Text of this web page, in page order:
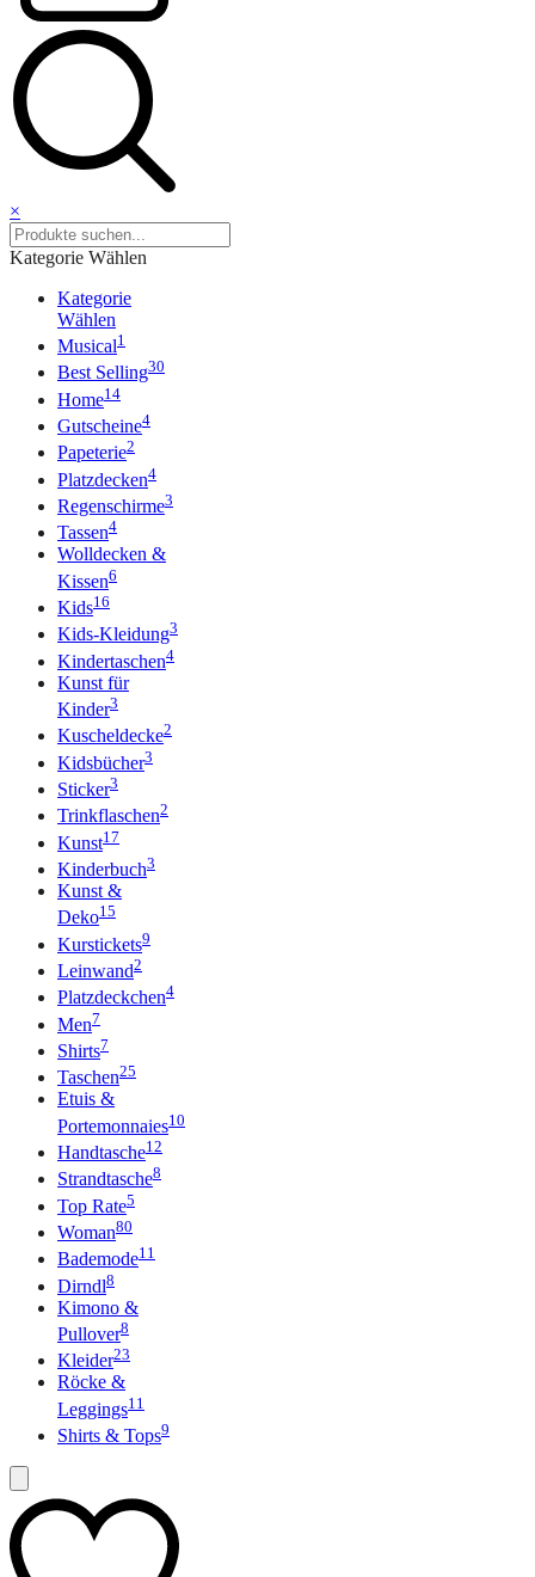
×
Kategorie Wählen
Kategorie
Wählen
Musical1
Best Selling30
Home14
Gutscheine4
Papeterie2
Platzdecken4
Regenschirme3
Tassen4
Wolldecken &
Kissen6
Kids16
Kids-Kleidung3
Kindertaschen4
Kunst für
Kinder3
Kuscheldecke2
Kidsbücher3
Sticker3
Trinkflaschen2
Kunst17
Kinderbuch3
Kunst &
Deko15
Kurstickets9
Leinwand2
Platzdeckchen4
Men7
Shirts7
Taschen25
Etuis &
Portemonnaies10
Handtasche12
Strandtasche8
Top Rate5
Woman80
Bademode11
Dirndl8
Kimono &
Pullover8
Kleider23
Röcke &
Leggings11
Shirts & Tops9